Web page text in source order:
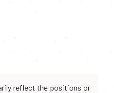
reflect the positions or